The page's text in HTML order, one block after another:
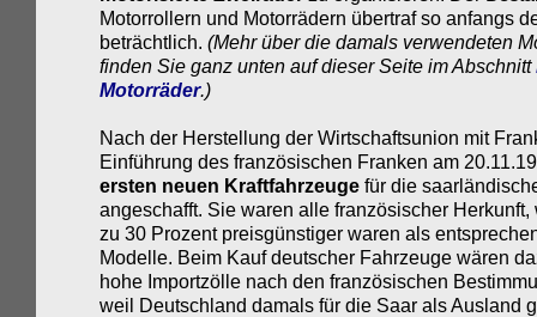
Motorrollern und Motorrädern übertraf so anfangs
beträchtlich. (Mehr über die damals verwendeten
finden Sie ganz unten auf dieser Seite im Abschnitt
Motorräder.)
Nach der Herstellung der Wirtschaftsunion mit
Einführung des französischen Franken am
ersten neuen Kraftfahrzeuge für die
angeschafft. Sie waren alle französischer
zu 30 Prozent preisgünstiger waren als
Modelle. Beim Kauf deutscher Fahrzeuge wären
hohe Importzölle nach den französischen
weil Deutschland damals für die Saar als Ausland